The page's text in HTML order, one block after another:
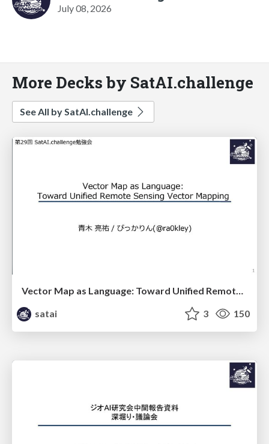
July 08, 2026
More Decks by SatAI.challenge
See All by SatAI.challenge
Vector Map as Language: Toward Unified Remote Sensing Vector Mapping
satai
3 150